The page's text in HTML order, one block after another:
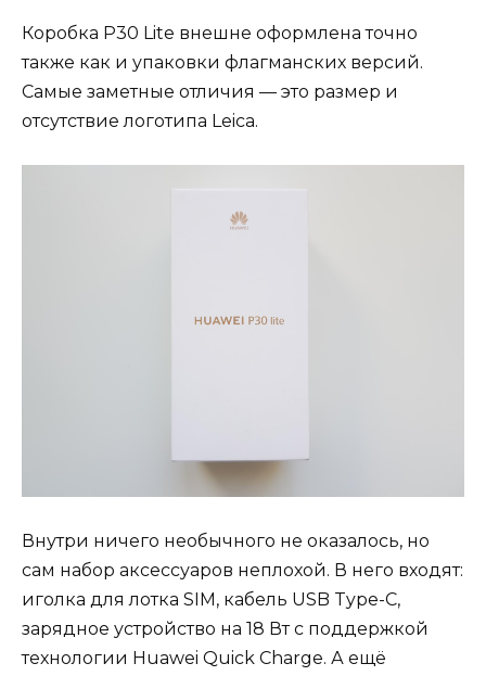
Коробка P30 Lite внешне оформлена точно
также как и упаковки флагманских версий.
Самые заметные отличия — это размер и
отсутствие логотипа Leica.
Внутри ничего необычного не оказалось, но
сам набор аксессуаров неплохой. В него входят:
иголка для лотка SIM, кабель USB Type-C,
зарядное устройство на 18 Вт с поддержкой
технологии Huawei Quick Charge. А ещё